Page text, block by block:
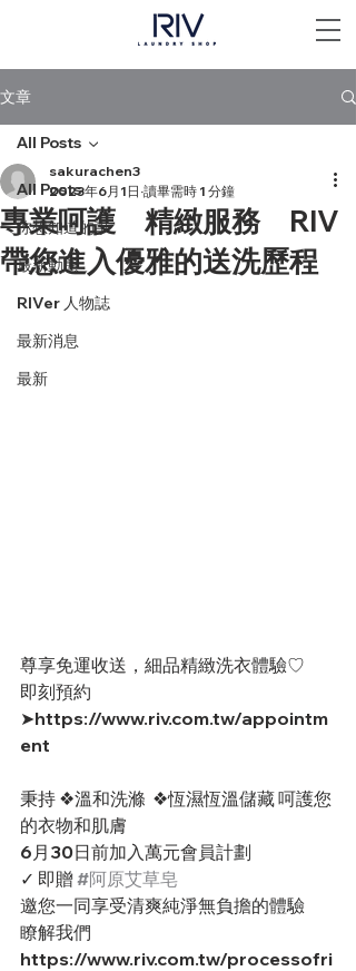
文章
All Posts
你想知道的事
最新動態
RIVer 人物誌
最新消息
最新
All Posts
專業呵護 精緻服務 RIV
帶您進入優雅的送洗歷程
sakurachen3
2023年6月1日 讀畢需時 1 分鐘
尊享免運收送，細品精緻洗衣體驗♡
即刻預約
➤https://www.riv.com.tw/appointm
ent
秉持 ❖溫和洗滌  ❖恆濕恆溫儲藏 呵護您
的衣物和肌膚
6月30日前加入萬元會員計劃
✓ 即贈 #阿原艾草皂
邀您一同享受清爽純淨無負擔的體驗
瞭解我們
https://www.riv.com.tw/processofri